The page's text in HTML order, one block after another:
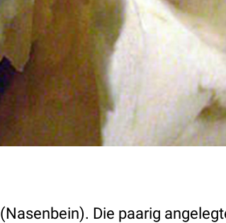
(Nasenbein). Die paarig